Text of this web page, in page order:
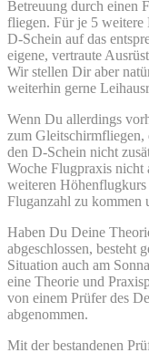
Betreuung durch einen
fliegen. Für je 5 weitere
D-Schein auf das
eigene, vertraute
Wir stellen Dir aber
weiterhin gerne
Wenn Du allerdings
zum Gleitschirmfliegen,
den D-Schein nicht
Woche Flugpraxis nicht
weiteren
Fluganzahl zu kommen
Haben Du Deine
abgeschlossen, besteht
Situation auch am
eine Theorie und
von einem Prüfer des
abgenommen.
Mit der bestandenen